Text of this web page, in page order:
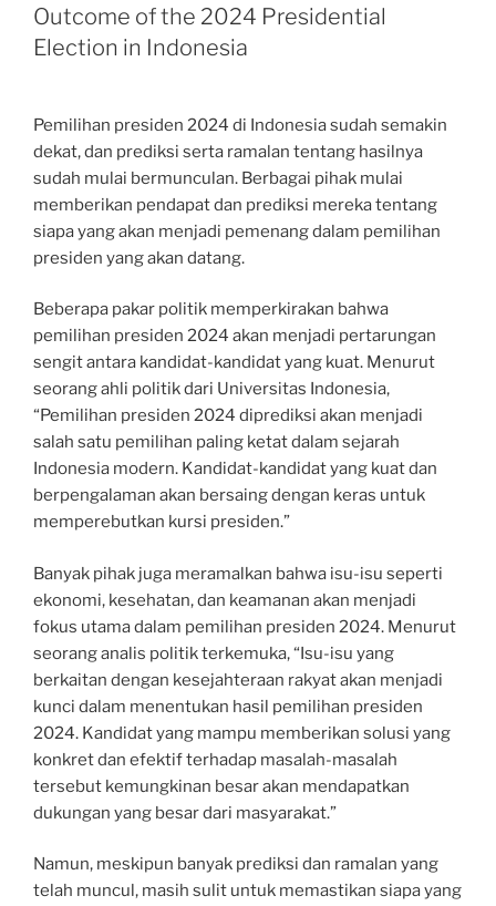
Outcome of the 2024 Presidential
Election in Indonesia
Pemilihan presiden 2024 di Indonesia sudah semakin
dekat, dan prediksi serta ramalan tentang hasilnya
sudah mulai bermunculan. Berbagai pihak mulai
memberikan pendapat dan prediksi mereka tentang
siapa yang akan menjadi pemenang dalam pemilihan
presiden yang akan datang.
Beberapa pakar politik memperkirakan bahwa
pemilihan presiden 2024 akan menjadi pertarungan
sengit antara kandidat-kandidat yang kuat. Menurut
seorang ahli politik dari Universitas Indonesia,
“Pemilihan presiden 2024 diprediksi akan menjadi
salah satu pemilihan paling ketat dalam sejarah
Indonesia modern. Kandidat-kandidat yang kuat dan
berpengalaman akan bersaing dengan keras untuk
memperebutkan kursi presiden.”
Banyak pihak juga meramalkan bahwa isu-isu seperti
ekonomi, kesehatan, dan keamanan akan menjadi
fokus utama dalam pemilihan presiden 2024. Menurut
seorang analis politik terkemuka, “Isu-isu yang
berkaitan dengan kesejahteraan rakyat akan menjadi
kunci dalam menentukan hasil pemilihan presiden
2024. Kandidat yang mampu memberikan solusi yang
konkret dan efektif terhadap masalah-masalah
tersebut kemungkinan besar akan mendapatkan
dukungan yang besar dari masyarakat.”
Namun, meskipun banyak prediksi dan ramalan yang
telah muncul, masih sulit untuk memastikan siapa yang